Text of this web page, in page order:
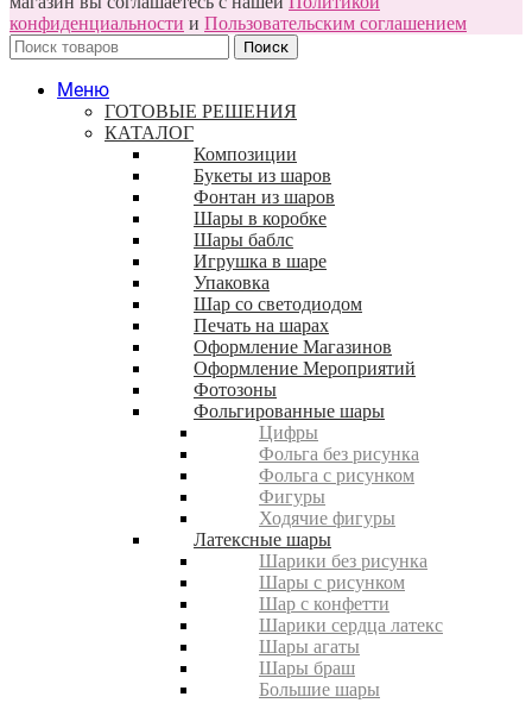
конфиденциальности и Пользовательским соглашением
Поиск
Меню
ГОТОВЫЕ РЕШЕНИЯ
КАТАЛОГ
Композиции
Букеты из шаров
Фонтан из шаров
Шары в коробке
Шары баблс
Игрушка в шаре
Упаковка
Шар со светодиодом
Печать на шарах
Оформление Магазинов
Оформление Мероприятий
Фотозоны
Фольгированные шары
Цифры
Фольга без рисунка
Фольга с рисунком
Фигуры
Ходячие фигуры
Латексные шары
Шарики без рисунка
Шары с рисунком
Шар с конфетти
Шарики сердца латекс
Шары агаты
Шары браш
Большие шары